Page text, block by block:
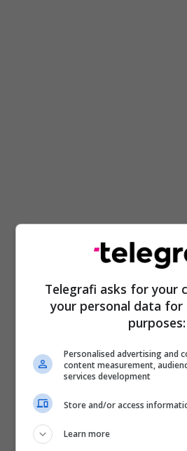
Telegrafi asks for your
your personal data
purposes:
Personalised advertising and
content measurement,
services development
Store and/or access
Learn more